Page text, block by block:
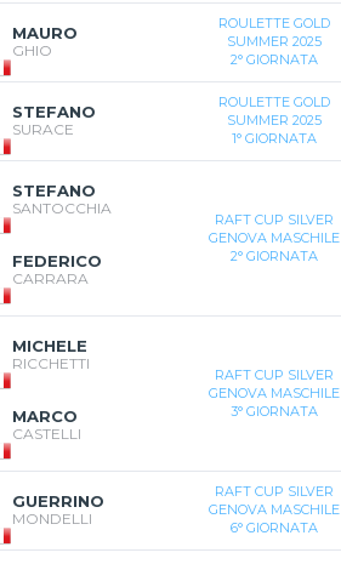
MAURO
GHIO
ROULETTE GOLD
SUMMER 2025
2° GIORNATA
STEFANO
SURACE
ROULETTE GOLD
SUMMER 2025
1° GIORNATA
STEFANO
SANTOCCHIA
FEDERICO
CARRARA
RAFT CUP SILVER
GENOVA MASCHILE
2° GIORNATA
MICHELE
RICCHETTI
MARCO
CASTELLI
RAFT CUP SILVER
GENOVA MASCHILE
3° GIORNATA
GUERRINO
MONDELLI
RAFT CUP SILVER
GENOVA MASCHILE
6° GIORNATA